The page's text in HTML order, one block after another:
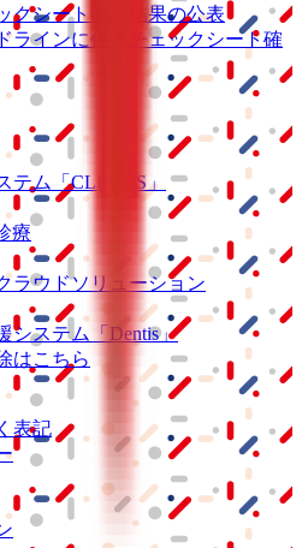
クシート確認結果の公表
ラインに係るチェックシート確
テム
「CLINICS」
療
ラウドソリューション
システム
「Dentis」
はこちら
表記